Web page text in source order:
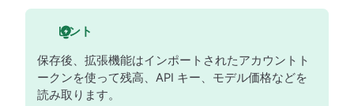
ヒント
保存後、拡張機能はインポートされたアカウントト
ークンを使って残高、API キー、モデル価格などを
読み取ります。